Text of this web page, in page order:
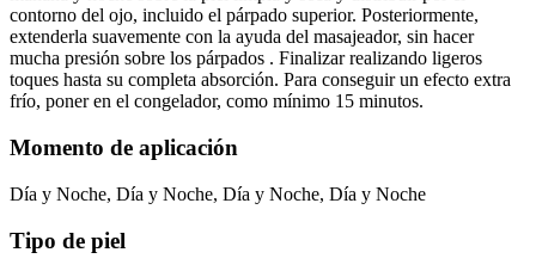
contorno del ojo, incluido el párpado superior. Posteriormente,
extenderla suavemente con la ayuda del masajeador, sin hacer
mucha presión sobre los párpados . Finalizar realizando ligeros
toques hasta su completa absorción. Para conseguir un efecto extra
frío, poner en el congelador, como mínimo 15 minutos.
Momento de aplicación
Día y Noche, Día y Noche, Día y Noche, Día y Noche
Tipo de piel